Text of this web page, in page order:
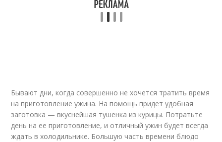
Бывают дни, когда совершенно не хочется тратить время
на приготовление ужина. На помощь придет удобная
заготовка — вкуснейшая тушенка из курицы. Потратьте
день на ее приготовление, и отличный ужин будет всегда
ждать в холодильнике. Большую часть времени блюдо